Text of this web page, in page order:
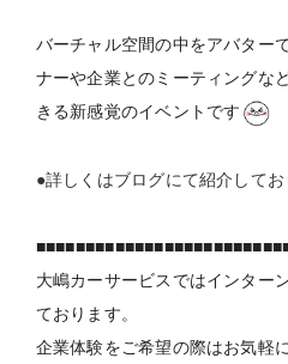
バーチャル空間の中をアバター
ナーや企業とのミーティングな
きる新感覚のイベントです
●詳しくはブログにて紹介してお
大嶋カーサービスではインター
ております。
企業体験をご希望の際はお気軽